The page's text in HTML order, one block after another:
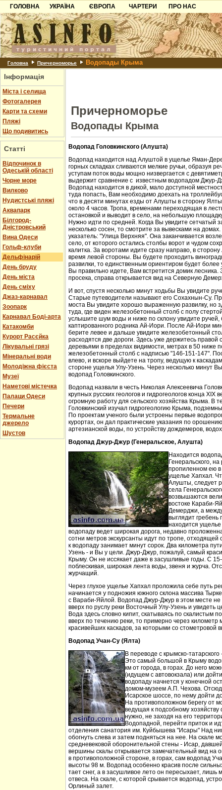
ГОЛОВНА
УКРАЇНА
Карпати
Азов
Причорноморря
Шацьк
ЄВРОПА
Чорногорія
Хорватія
Болгарія
Албанія
ЧАРТЕРИ
ПРО НАС
Контакти
Партнерам
Додати готель
Головна Причерноморье Водопады Крыма
Інформація
Міста і селища
Фотогалерея
Карти та схеми
Пляжі
Що подивитись
Статті
Відпочинок в
Одеській області
Чорне море
Вилково
Нудистські пляжі
Аквапарк
Білгород-
Дністровський
Вина Одеси
Гольф-клуби
Дельфінарій
День бруду
День міста
День сміху
Джаз-карнавал
Зоопарк
Карнавал Боді-арта
Катакомби
Курорт Расєйка
Лікувальні грязі
Мінеральні води
Молодіжна фієста
Музеї
Наметові містечка
Палаци Одеси
Печери
Термальне
джерело
Шустов
Причерноморье
Водопады Крыма
Водопад Головкинского (Алушта)
Водопад находится над Алуштой в ущелье Яман-
горных складках сливаются мелкие ручьи, образуя
уступам поток воды мощно низвергается с
выдержит сравнение с известным водопадом Джур-
Водопад находится в дикой, мало доступной
туда попасть, Вам необходимо доехать на
что в десяти минутах езды от Алушты в сторону
около 4 часов. Тропа, временами переходящая в
остановкой и выводит в село, на небольшую
Нужно идти по средней. Когда Вы увидите сетчатый
несколько сосен, то смотрите за вывесками на
указатель: "Улица Верхняя". Она заканчивается
село, от которого остались столбы ворот и чудом
калитка. За воротами идите сразу направо, в
время левой стороны. Вы будете проходить
развилки, то единственным ориентиром будет более
Вы правильно идете, Вам встретится домик лесника.
просека, справа открывается вид на Северную
И вот, спустя несколько минут ходьбы Вы увидите
Старые путеводители называют его Сохахнын-Су.
моста Вы увидите хорошо выраженную развилку, но
туда, где виден железобетонный столб с полу
услышите шум воды и ниже по склону увидите
каптированного родника Ай-Иори. После Ай-Иори
берите левее и дальше увидите железобетонный
расходятся две дороги. Здесь уже держитесь правой
деревьями в пределах видимости, метрах в 50 ниже
железобетонный столб с надписью "146-151-147".
влево, и вскоре выйдете на тропу, ведущую к
стороне ущелья Улу-Узень. Через несколько минут
водопад Головкинского.
Водопад назвали в честь Николая Алексеевича
крупных русских геологов и гидрогеологов конца XIX
огромную работу для сельского хозяйства Крыма. В
Головкинский изучал гидрогеологию Крыма,
По проектам ученого были устроены первые
курортах, он дал практические указания по
артезианской воды, по устройству дождемеров,
Водопад Джур-Джур (Генеральское, Алушта)
Находится
Генеральского,
пропиленном ею в
ущелье Хапхал.
Алушты, следует
села
возвышаются
востоке Караби-
Демерджи, а
выглядит гребень
находится
водопаду ведет широкая дорога, недавно
сотни метров экскурсанты идут по тропе, отходящей
к водопаду занимает минут сорок. Два километра
Узень - и Вы у цели. Джур-Джур, пожалуй, самый
Крыму. Он не иссякает даже в засушливые годы. С
поблескивая, широкая лента воды, звеня и журча.
журчащий.
Через глухое ущелье Хапхал проложила себе путь
начинается у подножия южного склона массива
с Вараби-Яйлой. Водопад Джур-Джур в этом месте
вверх по руслу реки Восточный Улу-Узень и увидеть
Вода здесь словно кипит, скатываясь по скалистым
вверх по течению реки, то примерно через километр
красивейших каскадов, за которыми со стометровой
Водопад Учан-Су (Ялта)
В переводе с крымско-
Это самый большой в Крыму
км от города, в горах. До него
(идущем с автовокзала) или
водопаду начнется у конечной
домом-музеем А.П. Чехова.
Исарское шоссе, по нему дойти
На противоположном берегу от
ведущая к подсобному
нужно, не заходя на его
Водопадной, перейти приток и
отделения санатория им. Куйбышева "Исары" Над
обогнуть слева и затем подняться на нее. На скале
средневековой оборонительной стены - Исар,
вершины скалы открывается замечательный вид на
в противоположной стороне, в горах, сам водопад
высоты 98 м. Водопад особенно красив после
тает снег, а в засушливое лето он пересыхает, лишь
отвеса. На скале, с которой срывается водопад,
Орлиный залет.